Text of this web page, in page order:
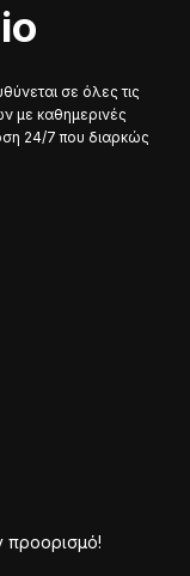
σε όλες τις
με καθημερινές
24/7 που διαρκώς